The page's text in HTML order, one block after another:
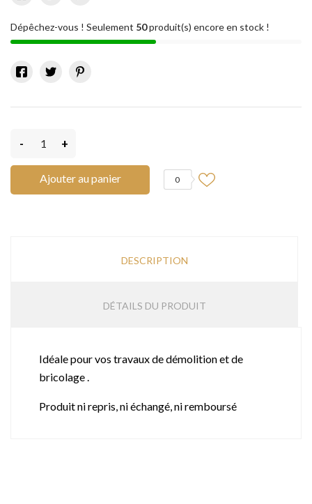
Dépêchez-vous ! Seulement 50produit(s) encore en stock !
- +
Ajouter au panier 0
DESCRIPTION
DÉTAILS DU PRODUIT
Idéale pour vos travaux de démolition et de
bricolage .
Produit ni repris, ni échangé, ni remboursé